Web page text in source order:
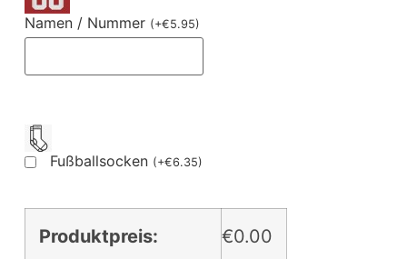
Namen / Nummer (+€5.95)
Fußballsocken (+€6.35)
Produktpreis: €0.00